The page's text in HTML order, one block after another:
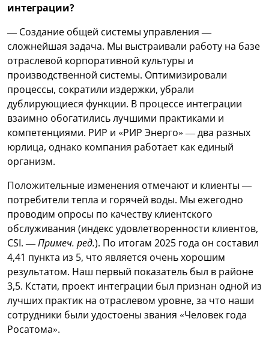
интеграции?
— Создание общей системы управления —
сложнейшая задача. Мы выстраивали работу на базе
отраслевой корпоративной культуры и
производственной системы. Оптимизировали
процессы, сократили издержки, убрали
дублирующиеся функции. В процессе интеграции
взаимно обогатились лучшими практиками и
компетенциями. РИР и «РИР Энерго» — два разных
юрлица, однако компания работает как единый
организм.
Положительные изменения отмечают и клиенты —
потребители тепла и горячей воды. Мы ежегодно
проводим опросы по качеству клиентского
обслуживания (индекс удовлетворенности клиентов,
CSI. —Примеч. ред.). По итогам 2025 года он составил
4,41 пункта из 5, что является очень хорошим
результатом. Наш первый показатель был в районе
3,5. Кстати, проект интеграции был признан одной из
лучших практик на отраслевом уровне, за что наши
сотрудники были удостоены звания «Человек года
Росатома».